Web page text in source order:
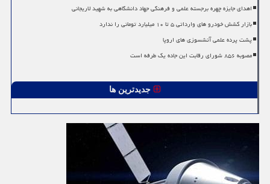
اهدای جایزه چهره برجسته علمی و فرهنگی جهاد دانشگاهی به شهید لاریجانی
بازار کشش خودرو های وارداتی ۵ تا ۱۰ میلیارد تومانی را ندارد
پشت پرده علمی آتشسوزی های اروپا
مصوبه ۸۵۶ شورای رقابت این جاده یک طرفه است
جدیدترین ها